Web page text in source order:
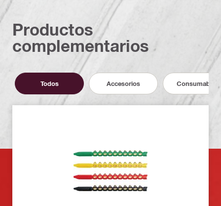
Productos
complementarios
Todos Accesorios Consumables